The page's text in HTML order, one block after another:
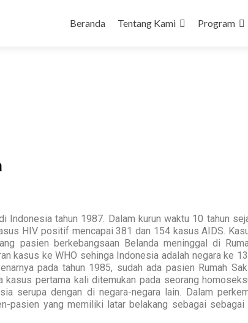
Beranda Tentang Kami Program
Indonesia tahun 1987. Dalam kurun waktu 10 tahun
HIV positif mencapai 381 dan 154 kasus AIDS.
pasien berkebangsaan Belanda meninggal di
kasus ke WHO sehinga Indonesia adalah negara ke
pada tahun 1985, sudah ada pasien Rumah
kasus pertama kali ditemukan pada seorang
serupa dengan di negara-negara lain. Dalam
pasien yang memiliki latar belakang sebagai sebagai